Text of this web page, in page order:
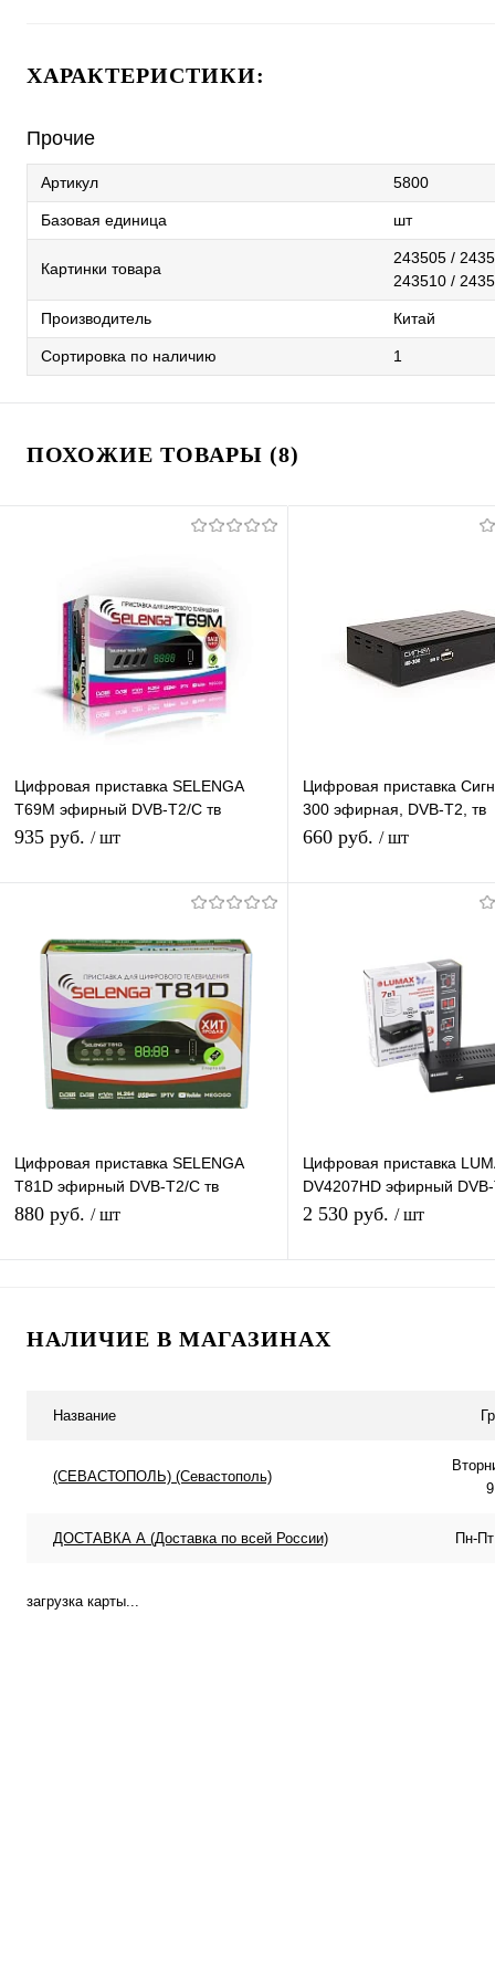
ХАРАКТЕРИСТИКИ:
Прочие
Артикул 5800
Базовая единица шт
Картинки товара
243505 /
243510 /
Производитель Китай
Сортировка по наличию 1
ПОХОЖИЕ ТОВАРЫ (8)
Цифровая приставка SELENGA
T69M эфирный DVB-T2/C тв
ресивер, тюнер бесплатного IPTV,
935 руб. / шт
Купить в 1 клик К сравнению
В избранное В наличии
Цифровая приставка
300 эфирная, DVB-T2, тв
бесплатно, тюнер,
660 руб. / шт
Купить в 1 клик
В избранное
Цифровая приставка SELENGA
T81D эфирный DVB-T2/C тв
ресивер, тюнер бесплатного IPTV,
880 руб. / шт
Цифровая приставка
DV4207HD эфирный DVB-
ресивер бесплатное тв
2 530 руб. / шт
НАЛИЧИЕ В МАГАЗИНАХ
Название
(СЕВАСТОПОЛЬ) (Севастополь)
ДОСТАВКА А (Доставка по всей России) Пн-
загрузка карты...